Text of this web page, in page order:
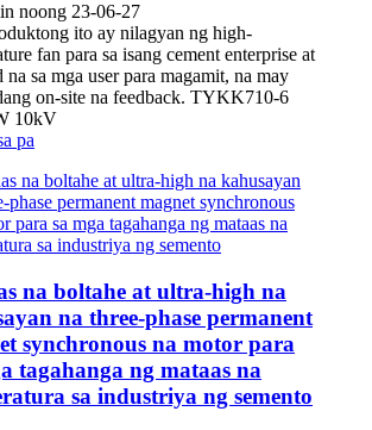
noong 23-06-27
ito ay nilagyan ng high-
fan para sa isang cement enterprise at
na sa mga user para magamit, na may
on-site na feedback. TYKK710-6
10kV
pa
na boltahe at ultra-high na
na three-phase permanent
synchronous na motor para
tagahanga ng mataas na
sa industriya ng semento